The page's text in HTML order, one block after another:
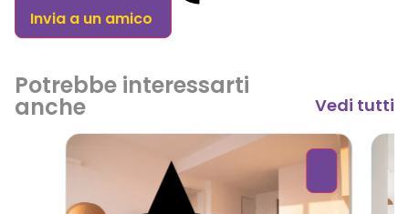
Invia a un amico
Potrebbe interessarti
anche Vedi tutti